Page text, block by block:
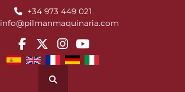
+34 973 449 021
info@pilmanmaquinaria.com
facebook
twitterinstagram
youtube
Buscar